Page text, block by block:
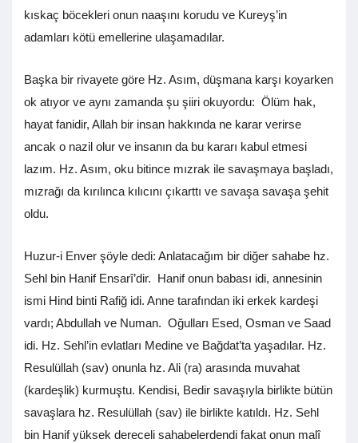
kıskaç böcekleri onun naaşını korudu ve Kureyş’in
adamları kötü emellerine ulaşamadılar.
Başka bir rivayete göre Hz. Asım, düşmana karşı koyarken
ok atıyor ve aynı zamanda şu şiiri okuyordu: Ölüm hak,
hayat fanidir, Allah bir insan hakkında ne karar verirse
ancak o nazil olur ve insanın da bu kararı kabul etmesi
lazım. Hz. Asım, oku bitince mızrak ile savaşmaya başladı,
mızrağı da kırılınca kılıcını çıkarttı ve savaşa savaşa şehit
oldu.
Huzur-i Enver şöyle dedi: Anlatacağım bir diğer sahabe hz.
Sehl bin Hanif Ensarî’dir. Hanif onun babası idi, annesinin
ismi Hind binti Rafiğ idi. Anne tarafından iki erkek kardeşi
vardı; Abdullah ve Numan. Oğulları Esed, Osman ve Saad
idi. Hz. Sehl’in evlatları Medine ve Bağdat’ta yaşadılar. Hz.
Resulüllah (sav) onunla hz. Ali (ra) arasında muvahat
(kardeşlik) kurmuştu. Kendisi, Bedir savaşıyla birlikte bütün
savaşlara hz. Resulüllah (sav) ile birlikte katıldı. Hz. Sehl
bin Hanif yüksek dereceli sahabelerdendi fakat onun malî